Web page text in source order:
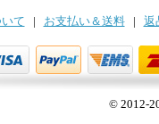
て | お支払い＆送料 | 返
© 2012-